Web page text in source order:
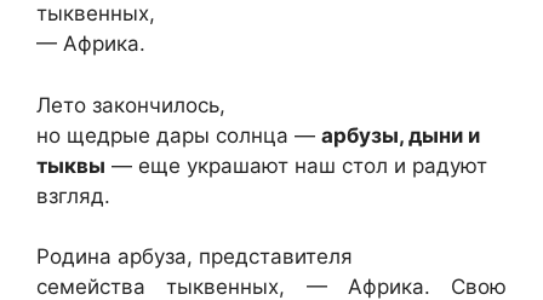
тыквенных,
— Африка.
Лето закончилось,
но щедрые дары солнца — арбузы, дыни и
тыквы — еще украшают наш стол и радуют
взгляд.
Родина арбуза, представителя
семейства тыквенных, — Африка. Свою